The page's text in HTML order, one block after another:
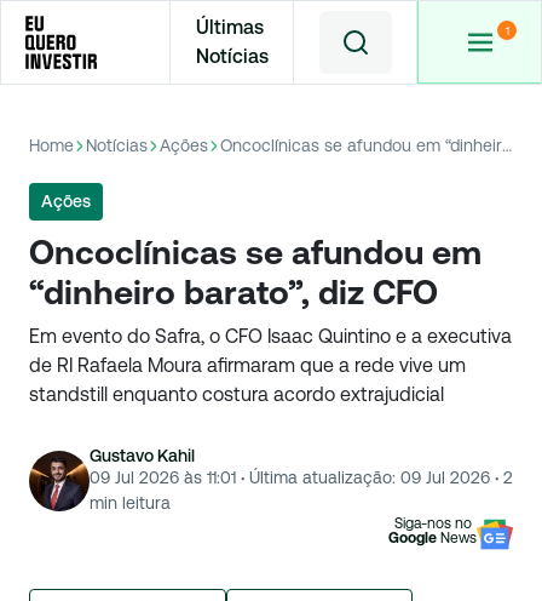
Últimas
Notícias
Home Notícias Ações Oncoclínicas se afundou em “dinheiro barato”, diz CFO
Ações
Oncoclínicas se afundou em
“dinheiro barato”, diz CFO
Em evento do Safra, o CFO Isaac Quintino e a executiva
de RI Rafaela Moura afirmaram que a rede vive um
standstill enquanto costura acordo extrajudicial
Gustavo Kahil
09 Jul 2026 às 11:01 · Última atualização: 09 Jul 2026 · 2
min leitura
Siga-nos no
Google News